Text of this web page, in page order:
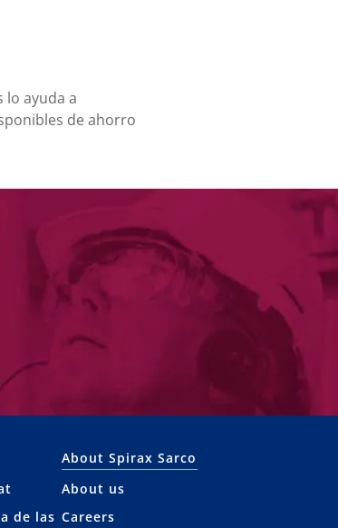
lo ayuda a
de ahorro
de las
About Spirax Sarco
About us
Careers